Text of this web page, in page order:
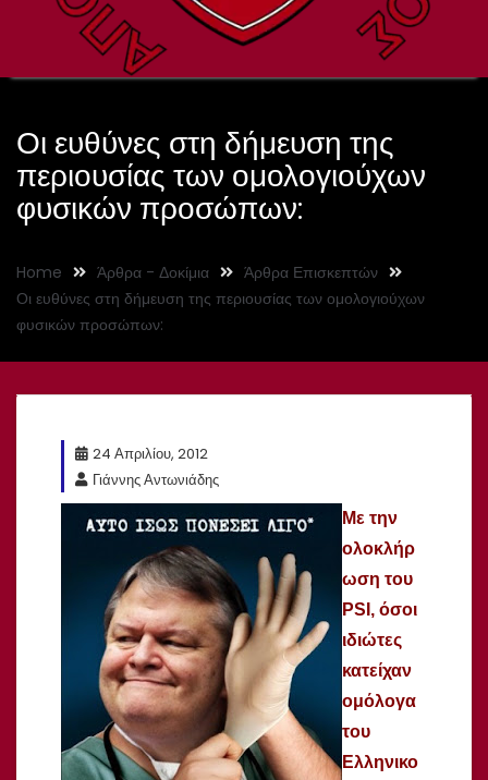
Οι ευθύνες στη δήμευση της
περιουσίας των ομολογιούχων
φυσικών προσώπων:
Home Άρθρα - Δοκίμια
Άρθρα Επισκεπτών
Οι ευθύνες στη δήμευση της περιουσίας των ομολογιούχων
φυσικών προσώπων:
24 Απριλίου, 2012
Γιάννης Αντωνιάδης
Με την
ολοκλήρ
ωση του
PSI, όσοι
ιδιώτες
κατείχαν
ομόλογα
του
Ελληνικο